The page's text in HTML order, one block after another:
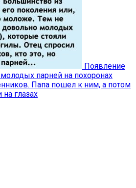
Появление
парней на похоронах
Папа пошел к ним, а потом
глазах